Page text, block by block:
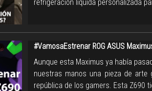
refrigeración liquida personalizada
#VamosaEstrenar ROG ASUS
Aunque esta Maximus ya había
nuestras manos una pieza de arte
república de los gamers. Esta Z690